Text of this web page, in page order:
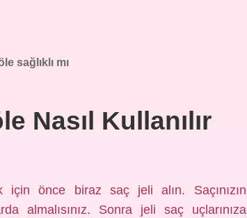
sağlıklı mı
Nasıl Kullanılır
için önce biraz saç jeli alın. Saçınızın
almalısınız. Sonra jeli saç uçlarınıza